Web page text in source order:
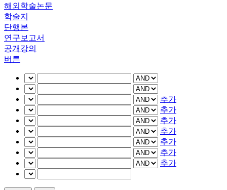
해외학술논문
학술지
단행본
연구보고서
공개강의
버튼
추가
추가
추가
추가
추가
추가
추가